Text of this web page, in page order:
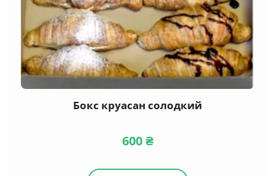
Бокс круасан солодкий
600₴